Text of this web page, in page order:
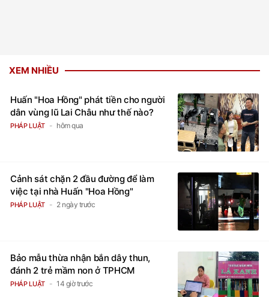
XEM NHIỀU
Huấn "Hoa Hồng" phát tiền cho người
dân vùng lũ Lai Châu như thế nào?
PHÁP LUẬT hôm qua
Cảnh sát chặn 2 đầu đường để làm
việc tại nhà Huấn "Hoa Hồng"
PHÁP LUẬT 2 ngày trước
Bảo mẫu thừa nhận bắn dây thun,
đánh 2 trẻ mầm non ở TPHCM
PHÁP LUẬT 14 giờ trước